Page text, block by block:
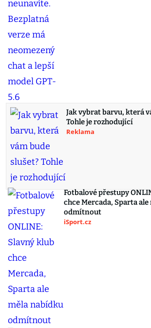
Jak vybrat barvu, která
Tohle je rozhodující
Reklama
Fotbalové přestupy
chce Mercada, Sparta
odmítnout
iSport.cz